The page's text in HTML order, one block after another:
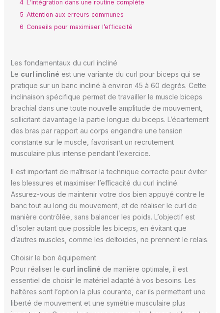
4 L’intégration dans une routine complète
5 Attention aux erreurs communes
6 Conseils pour maximiser l’efficacité
Les fondamentaux du curl incliné
Le curl incliné est une variante du curl pour biceps qui se
pratique sur un banc incliné à environ 45 à 60 degrés. Cette
inclinaison spécifique permet de travailler le muscle biceps
brachial dans une toute nouvelle amplitude de mouvement,
sollicitant davantage la partie longue du biceps. L’écartement
des bras par rapport au corps engendre une tension
constante sur le muscle, favorisant un recrutement
musculaire plus intense pendant l’exercice.
Il est important de maîtriser la technique correcte pour éviter
les blessures et maximiser l’efficacité du curl incliné.
Assurez-vous de maintenir votre dos bien appuyé contre le
banc tout au long du mouvement, et de réaliser le curl de
manière contrôlée, sans balancer les poids. L’objectif est
d’isoler autant que possible les biceps, en évitant que
d’autres muscles, comme les deltoïdes, ne prennent le relais.
Choisir le bon équipement
Pour réaliser le curl incliné de manière optimale, il est
essentiel de choisir le matériel adapté à vos besoins. Les
haltères sont l’option la plus courante, car ils permettent une
liberté de mouvement et une symétrie musculaire plus